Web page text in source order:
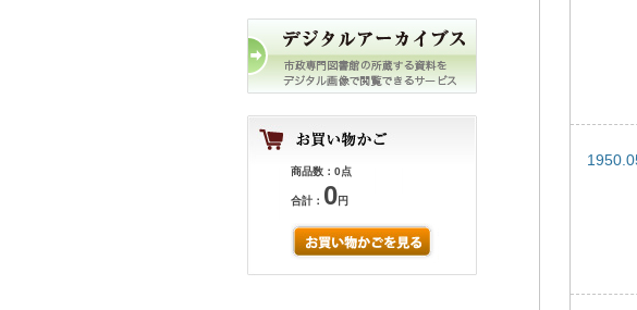
商品数：0点
合計： 0円